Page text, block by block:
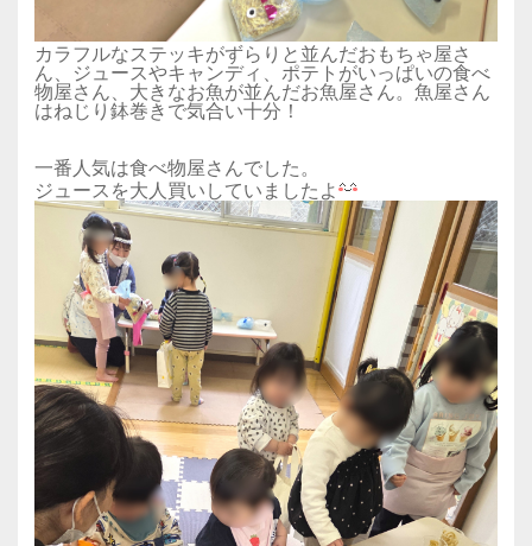
カラフルなステッキがずらりと並んだおもちゃ屋さ
ん、ジュースやキャンディ、ポテトがいっぱいの食べ
物屋さん、大きなお魚が並んだお魚屋さん。魚屋さん
はねじり鉢巻きで気合い十分！
一番人気は食べ物屋さんでした。
ジュースを大人買いしていましたよ